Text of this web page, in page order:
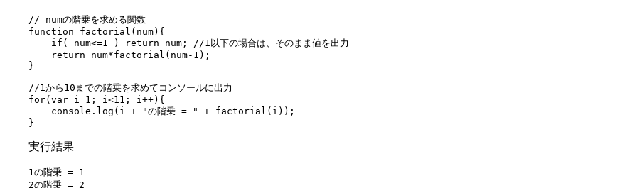
// numの階乗を求める関数
function factorial(num){
    if( num<=1 ) return num; //1以下の場合は、そのまま値を出力
    return num*factorial(num-1);
}
//1から10までの階乗を求めてコンソールに出力
for(var i=1; i<11; i++){
    console.log(i + "の階乗 = " + factorial(i));
}
実行結果
1の階乗 = 1
2の階乗 = 2